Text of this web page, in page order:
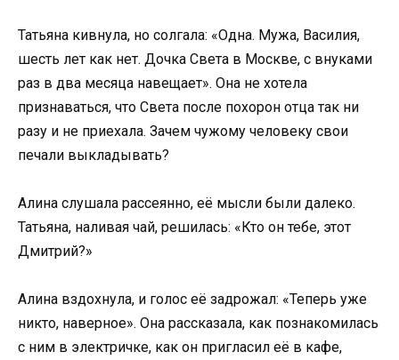
Татьяна кивнула, но солгала: «Одна. Мужа, Василия,
шесть лет как нет. Дочка Света в Москве, с внуками
раз в два месяца навещает». Она не хотела
признаваться, что Света после похорон отца так ни
разу и не приехала. Зачем чужому человеку свои
печали выкладывать?
Алина слушала рассеянно, её мысли были далеко.
Татьяна, наливая чай, решилась: «Кто он тебе, этот
Дмитрий?»
Алина вздохнула, и голос её задрожал: «Теперь уже
никто, наверное». Она рассказала, как познакомилась
с ним в электричке, как он пригласил её в кафе,